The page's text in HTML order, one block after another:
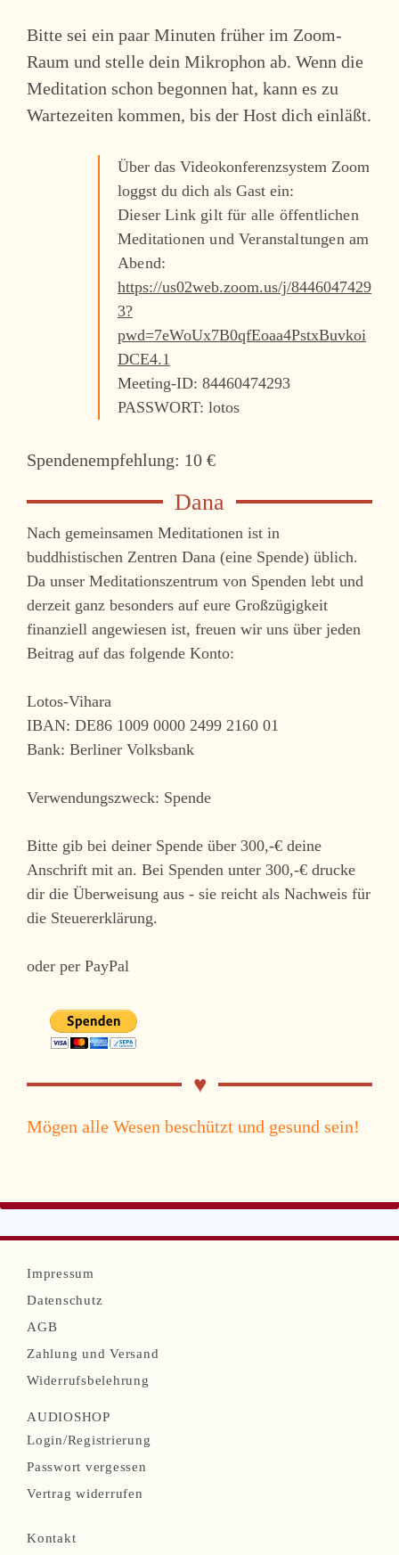
Bitte sei ein paar Minuten früher im Zoom-
Raum und stelle dein Mikrophon ab. Wenn die
Meditation schon begonnen hat, kann es zu
Wartezeiten kommen, bis der Host dich einläßt.
Über das Videokonferenzsystem Zoom
loggst du dich als Gast ein:
Dieser Link gilt für alle öffentlichen
Meditationen und Veranstaltungen am
Abend:
https://us02web.zoom.us/j/8446047429
3?
pwd=7eWoUx7B0qfEoaa4PstxBuvkoi
DCE4.1
Meeting-ID: 84460474293
PASSWORT: lotos
Spendenempfehlung: 10 €
Nach gemeinsamen Meditationen ist in
buddhistischen Zentren Dana (eine Spende) üblich.
Da unser Meditationszentrum von Spenden lebt und
derzeit ganz besonders auf eure Großzügigkeit
finanziell angewiesen ist, freuen wir uns über jeden
Beitrag auf das folgende Konto:
Lotos-Vihara
IBAN: DE86 1009 0000 2499 2160 01
Bank: Berliner Volksbank
Verwendungszweck: Spende
Bitte gib bei deiner Spende über 300,-€ deine
Anschrift mit an. Bei Spenden unter 300,-€ drucke
dir die Überweisung aus - sie reicht als Nachweis für
die Steuererklärung.
oder per PayPal
Mögen alle Wesen beschützt und gesund sein!
N
a
v
i
g
t
i
o
ü
Impressum
Datenschutz
AGB
Zahlung und Versand
Widerrufsbelehrung
AUDIOSHOP
N
a
v
g
Login/Registrierung
Passwort vergessen
Vertrag widerrufen
N
Kontakt